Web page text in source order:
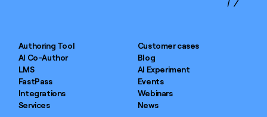
Authoring Tool
AI Co-Author
LMS
FastPass
Integrations
Services
Customer cases
Blog
AI Experiment
Events
Webinars
News